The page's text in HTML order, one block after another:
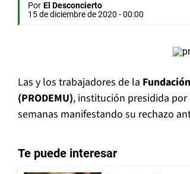
Por El Desconcierto
15 de diciembre de 2020 - 00:00
Las y los trabajadores de la
(PRODEMU), institución presidida por
semanas manifestando su rechazo
Te puede interesar